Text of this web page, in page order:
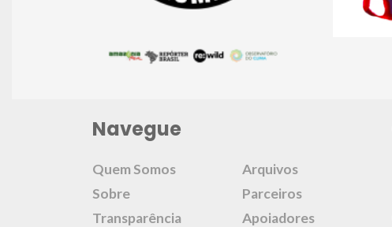
Navegue
Quem Somos
Sobre
Transparência
Arquivos
Parceiros
Apoiadores